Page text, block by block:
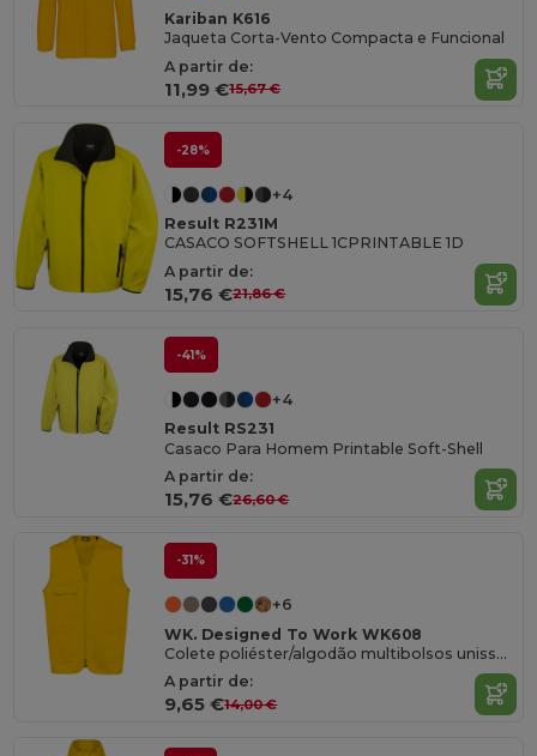
Kariban K616
Jaqueta Corta-Vento Compacta e Funcional
A partir de:
11,99 €15,67 €
-28%
+4
Result R231M
CASACO SOFTSHELL 1CPRINTABLE 1D
A partir de:
15,76 €21,86 €
-41%
+4
Result RS231
Casaco Para Homem Printable Soft-Shell
A partir de:
15,76 €26,60 €
-31%
+6
WK. Designed To Work WK608
Colete poliéster/algodão multibolsos unissexo
A partir de:
9,65 €14,00 €